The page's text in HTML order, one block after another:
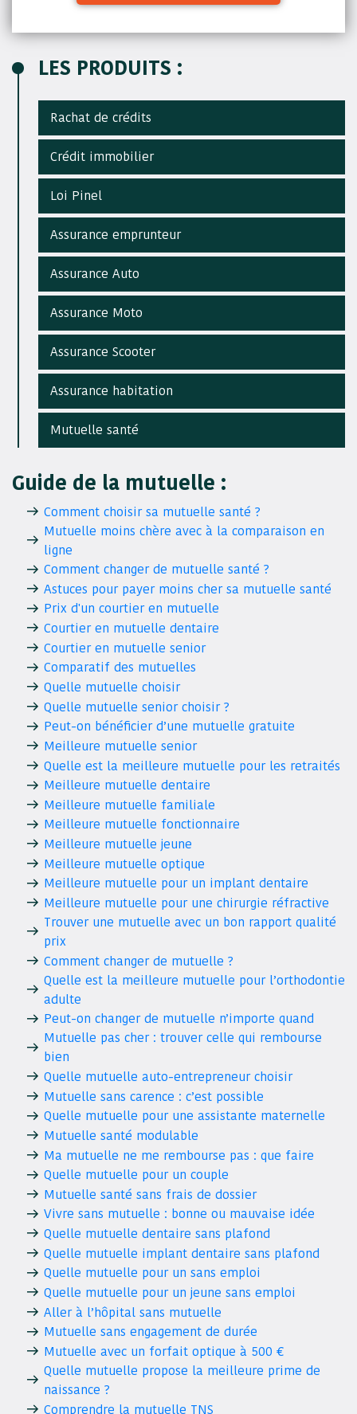
LES PRODUITS :
Rachat de crédits
Crédit immobilier
Loi Pinel
Assurance emprunteur
Assurance Auto
Assurance Moto
Assurance Scooter
Assurance habitation
Mutuelle santé
Guide de la mutuelle :
Comment choisir sa mutuelle santé ?
Mutuelle moins chère avec à la comparaison en
ligne
Comment changer de mutuelle santé ?
Astuces pour payer moins cher sa mutuelle santé
Prix d'un courtier en mutuelle
Courtier en mutuelle dentaire
Courtier en mutuelle senior
Comparatif des mutuelles
Quelle mutuelle choisir
Quelle mutuelle senior choisir ?
Peut-on bénéficier d’une mutuelle gratuite
Meilleure mutuelle senior
Quelle est la meilleure mutuelle pour les retraités
Meilleure mutuelle dentaire
Meilleure mutuelle familiale
Meilleure mutuelle fonctionnaire
Meilleure mutuelle jeune
Meilleure mutuelle optique
Meilleure mutuelle pour un implant dentaire
Meilleure mutuelle pour une chirurgie réfractive
Trouver une mutuelle avec un bon rapport qualité
prix
Comment changer de mutuelle ?
Quelle est la meilleure mutuelle pour l’orthodontie
adulte
Peut-on changer de mutuelle n’importe quand
Mutuelle pas cher : trouver celle qui rembourse
bien
Quelle mutuelle auto-entrepreneur choisir
Mutuelle sans carence : c’est possible
Quelle mutuelle pour une assistante maternelle
Mutuelle santé modulable
Ma mutuelle ne me rembourse pas : que faire
Quelle mutuelle pour un couple
Mutuelle santé sans frais de dossier
Vivre sans mutuelle : bonne ou mauvaise idée
Quelle mutuelle dentaire sans plafond
Quelle mutuelle implant dentaire sans plafond
Quelle mutuelle pour un sans emploi
Quelle mutuelle pour un jeune sans emploi
Aller à l’hôpital sans mutuelle
Mutuelle sans engagement de durée
Mutuelle avec un forfait optique à 500 €
Quelle mutuelle propose la meilleure prime de
naissance ?
Comprendre la mutuelle TNS